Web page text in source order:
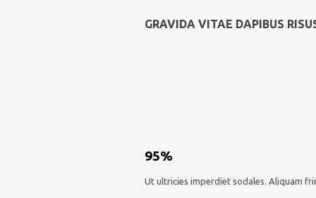
GRAVIDA VITAE DAPIBUS
95%
Ut ultricies imperdiet sodales. Aliquam